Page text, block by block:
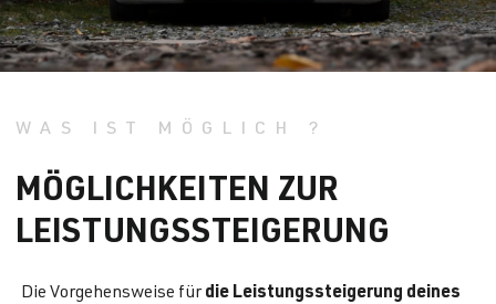
WAS IST MÖGLICH ?
MÖGLICHKEITEN ZUR
LEISTUNGSSTEIGERUNG
Die Vorgehensweise fürdie Leistungssteigerung deines